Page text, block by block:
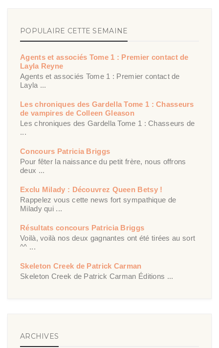
POPULAIRE CETTE SEMAINE
Agents et associés Tome 1 : Premier contact de
Layla Reyne
Agents et associés Tome 1 : Premier contact de
Layla ...
Les chroniques des Gardella Tome 1 : Chasseurs
de vampires de Colleen Gleason
Les chroniques des Gardella Tome 1 : Chasseurs de
...
Concours Patricia Briggs
Pour fêter la naissance du petit frère, nous offrons
deux ...
Exclu Milady : Découvrez Queen Betsy !
Rappelez vous cette news fort sympathique de
Milady qui ...
Résultats concours Patricia Briggs
Voilà, voilà nos deux gagnantes ont été tirées au sort
^^ ...
Skeleton Creek de Patrick Carman
Skeleton Creek de Patrick Carman Éditions ...
ARCHIVES